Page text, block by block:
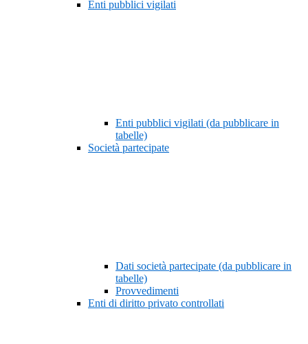
Enti pubblici vigilati
Enti pubblici vigilati (da pubblicare in
tabelle)
Società partecipate
Dati società partecipate (da pubblicare in
tabelle)
Provvedimenti
Enti di diritto privato controllati